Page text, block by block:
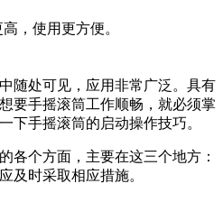
，使用更方便。
随处可见，应用非常广泛。具有
要手摇滚筒工作顺畅，就必须掌
下手摇滚筒的启动操作技巧。
各个方面，主要在这三个地方：
及时采取相应措施。